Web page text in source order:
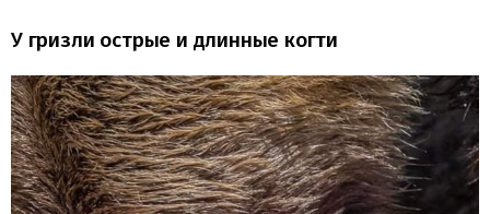
У гризли острые и длинные когти